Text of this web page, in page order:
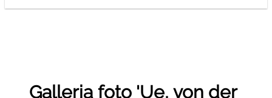
Galleria foto 'Ue, von der